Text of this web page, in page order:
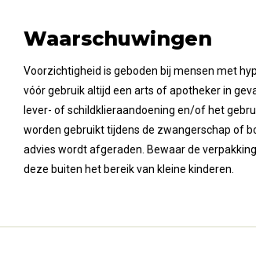
Waarschuwingen
Voorzichtigheid is geboden bij mensen met
vóór gebruik altijd een arts of apotheker in
lever- of schildklieraandoening en/of het
worden gebruikt tijdens de zwangerschap of
advies wordt afgeraden. Bewaar de
deze buiten het bereik van kleine kinderen.